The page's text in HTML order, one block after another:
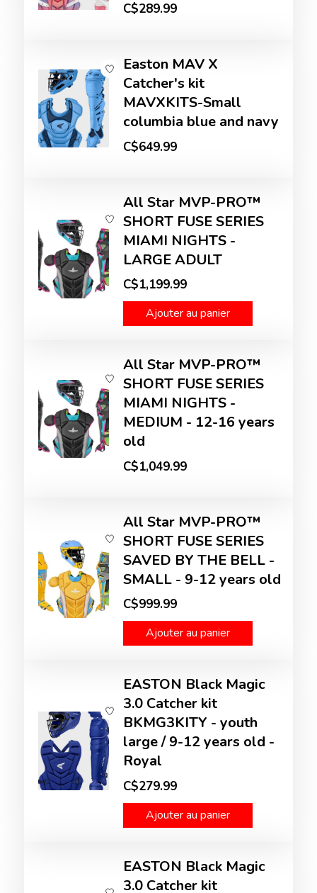
C$289.99
Easton MAV X
Catcher's kit
MAVXKITS-Small
columbia blue and navy
C$649.99
All Star MVP-PRO™
SHORT FUSE SERIES
MIAMI NIGHTS -
LARGE ADULT
C$1,199.99
Ajouter au panier
All Star MVP-PRO™
SHORT FUSE SERIES
MIAMI NIGHTS -
MEDIUM - 12-16 years
old
C$1,049.99
All Star MVP-PRO™
SHORT FUSE SERIES
SAVED BY THE BELL -
SMALL - 9-12 years old
C$999.99
Ajouter au panier
EASTON Black Magic
3.0 Catcher kit
BKMG3KITY - youth
large / 9-12 years old -
Royal
C$279.99
Ajouter au panier
EASTON Black Magic
3.0 Catcher kit